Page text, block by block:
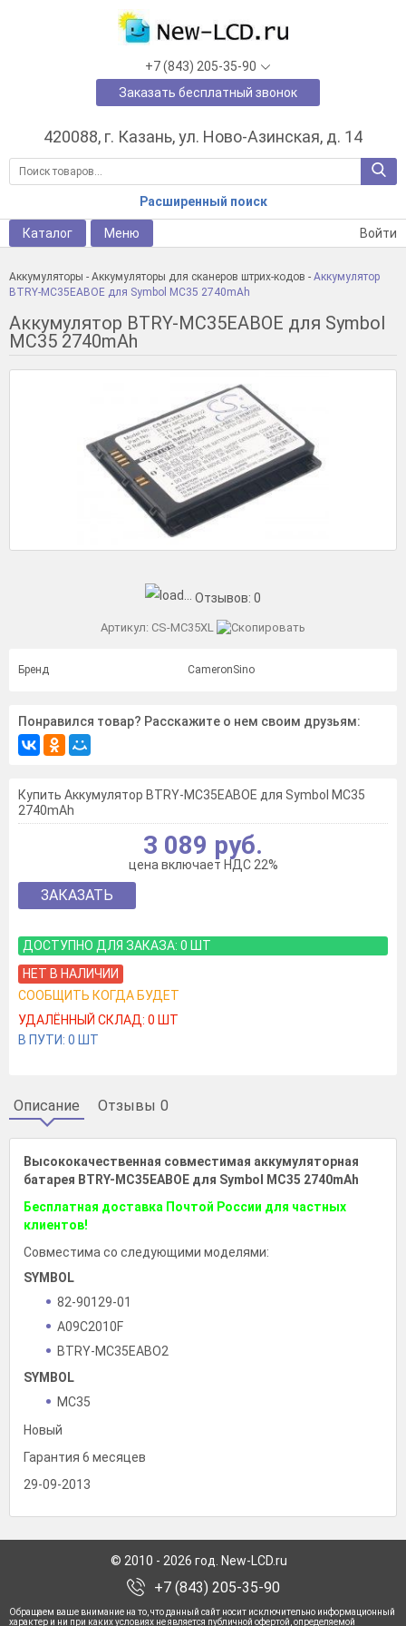
420088, г. Казань, ул. Ново-Азинская, д. 14
Расширенный поиск
+7 (843) 205-35-90
Заказать бесплатный звонок
Каталог Меню Войти
Аккумуляторы - Аккумуляторы для сканеров штрих-кодов - Аккумулятор
BTRY-MC35EABOE для Symbol MC35 2740mAh
Аккумулятор BTRY-MC35EABOE для Symbol
MC35 2740mAh
Отзывов: 0
Артикул: CS-MC35XL
Бренд CameronSino
Понравился товар? Расскажите о нем своим друзьям:
Купить Аккумулятор BTRY-MC35EABOE для Symbol MC35
2740mAh
3 089 руб.
цена включает НДС 22%
ЗАКАЗАТЬ
ДОСТУПНО ДЛЯ ЗАКАЗА: 0 ШТ
НЕТ В НАЛИЧИИ
СООБЩИТЬ КОГДА БУДЕТ
УДАЛЁННЫЙ СКЛАД: 0 ШТ
В ПУТИ: 0 ШТ
Описание Отзывы 0
Высококачественная совместимая аккумуляторная
батарея BTRY-MC35EABOE для Symbol MC35 2740mAh
Бесплатная доставка Почтой России для частных
клиентов!
Совместима со следующими моделями:
SYMBOL
82-90129-01
A09C2010F
BTRY-MC35EABO2
SYMBOL
MC35
Новый
Гарантия 6 месяцев
29-09-2013
© 2010 - 2026 год. New-LCD.ru
+7 (843) 205-35-90
Обращаем ваше внимание на то, что данный сайт носит исключительно информационный
характер и ни при каких условиях не является публичной офертой, определяемой